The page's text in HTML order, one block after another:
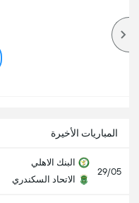
المباريات الأخيرة
29/05
البنك الاهلي
الاتحاد السكندري